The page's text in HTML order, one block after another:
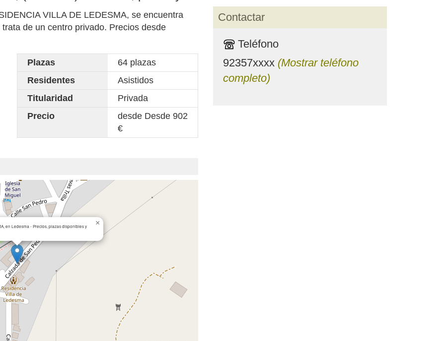
VILLA DE LEDESMA, se encuentra
de un centro privado. Precios desde
Plazas
64 plazas
Residentes
Asistidos
Titularidad
Privada
Precio
desde Desde 902
€
en Ledesma - Precios, plazas disponibles y ×
Contactar
Teléfono
92357xxxx (Mostrar teléfono
completo)